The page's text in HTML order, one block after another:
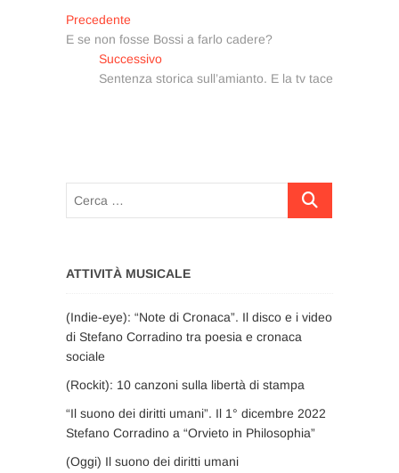
Navigazione
articoli
Precedente
precedente:
E se non fosse Bossi a farlo cadere?
SuccessivoArticolo
successivo:
Sentenza storica sull’amianto. E la tv tace
Cerca
ATTIVITÀ MUSICALE
(Indie-eye): “Note di Cronaca”. Il disco e i video
di Stefano Corradino tra poesia e cronaca
sociale
(Rockit): 10 canzoni sulla libertà di stampa
“Il suono dei diritti umani”. Il 1° dicembre 2022
Stefano Corradino a “Orvieto in Philosophia”
(Oggi) Il suono dei diritti umani